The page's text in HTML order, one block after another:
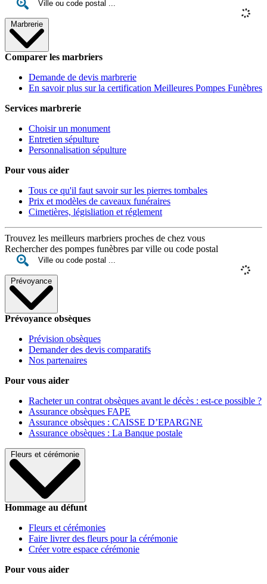
Marbrerie
Comparer les marbriers
Demande de devis marbrerie
En savoir plus sur la certification Meilleures Pompes Funèbres
Services marbrerie
Choisir un monument
Entretien sépulture
Personnalisation sépulture
Pour vous aider
Tous ce qu'il faut savoir sur les pierres tombales
Prix et modèles de caveaux funéraires
Cimetières, législiation et réglement
Trouvez les meilleurs marbriers proches de chez vous
Rechercher des pompes funèbres par ville ou code postal
Prévoyance
Prévoyance obsèques
Prévision obsèques
Demander des devis comparatifs
Nos partenaires
Pour vous aider
Racheter un contrat obsèques avant le décès : est-ce possible ?
Assurance obsèques FAPE
Assurance obsèques : CAISSE D’EPARGNE
Assurance obsèques : La Banque postale
Fleurs et cérémonie
Hommage au défunt
Fleurs et cérémonies
Faire livrer des fleurs pour la cérémonie
Créer votre espace cérémonie
Pour vous aider